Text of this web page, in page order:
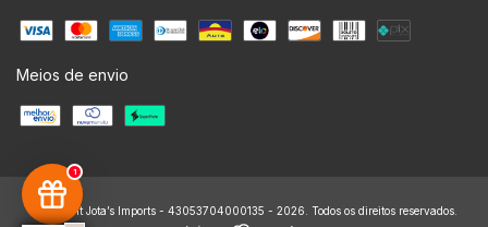
1
Meios de envio
Copyright Jota’s Imports - 43053704000135 - 2026. Todos os direitos reservados.